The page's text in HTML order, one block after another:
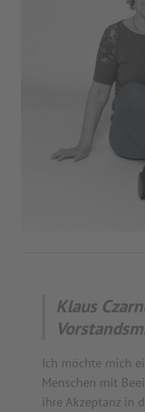
Klaus
Ich möchte mich
Menschen mit
ihre Akzeptanz in